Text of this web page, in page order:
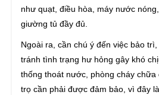
như quạt, điều hòa, máy nước
giường tủ đầy đủ.
Ngoài ra, cần chú ý đến việc bảo
tránh tình trạng hư hỏng gây khó
thống thoát nước, phòng cháy chữa
trọ cần phải được đảm bảo, vì đây